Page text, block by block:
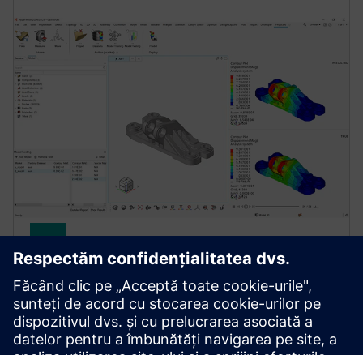
Simcenter PhysicsAI
Învățarea profundă geometrică care oferă predicții
fizice de 1000 de ori mai rapid decât rezolvatorii
tradiționali. Integrează învățarea automată pentru